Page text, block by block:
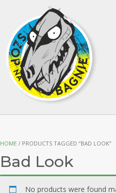
HOME / PRODUCTS TAGGED “BAD LOOK”
Bad Look
No products were found